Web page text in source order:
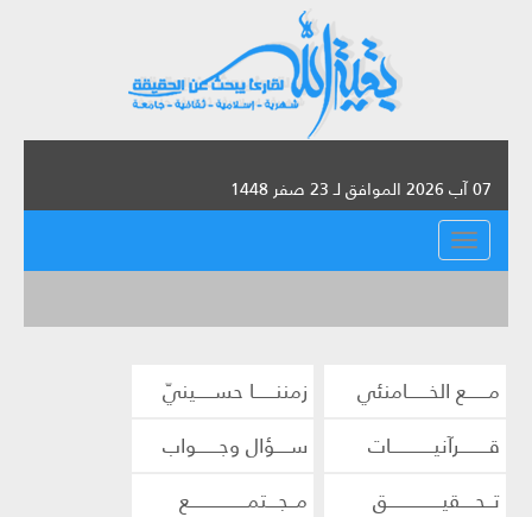
07 آب 2026 الموافق لـ 23 صفر 1448
القائمة
مــــــع الخــــــامنئي
زمننــــــا حســـــينيّ
قــــــــرآنيــــــــــــات
ســــؤال وجــــــواب
تــحــــقيـــــــــــــــق
مــجـــتمــــــــــــــــع